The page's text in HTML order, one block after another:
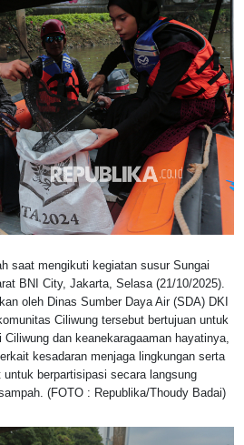
saat mengikuti kegiatan susur Sungai
BNI City, Jakarta, Selasa (21/10/2025).
oleh Dinas Sumber Daya Air (SDA) DKI
Ciliwung tersebut bertujuan untuk
dan keanekaragaaman hayatinya,
kesadaran menjaga lingkungan serta
berpartisipasi secara langsung
(FOTO : Republika/Thoudy Badai)